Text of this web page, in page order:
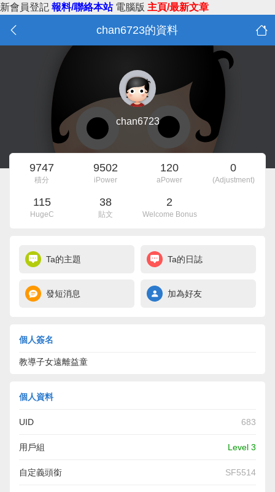
新會員登記 報料/聯絡本站 電腦版 主頁/最新文章
chan6723的資料
chan6723
9747
積分
9502
iPower
120
aPower
0
(Adjustment)
115
HugeC
38
貼文
2
Welcome Bonus
Ta的主題 Ta的日誌
發短消息 加為好友
個人簽名
教導子女遠離益童
個人資料
UID 683
用戶組 Level 3
自定義頭銜 SF5514